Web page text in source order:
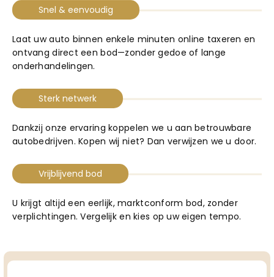
06 42 61 00 54
Adres
Truyenhoekweg 4
6004 PV Weert
Snel & eenvoudig
Laat uw auto binnen enkele minuten online taxeren en
ontvang direct een bod—zonder gedoe of lange
onderhandelingen.
Sterk netwerk
Dankzij onze ervaring koppelen we u aan betrouwbare
autobedrijven. Kopen wij niet? Dan verwijzen we u door.
Vrijblijvend bod
U krijgt altijd een eerlijk, marktconform bod, zonder
verplichtingen. Vergelijk en kies op uw eigen tempo.